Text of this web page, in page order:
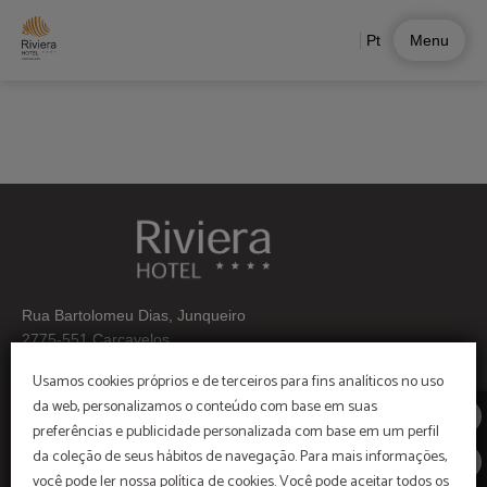
Usamos cookies próprios e de terceiros para fins analíticos no uso
da web, personalizamos o conteúdo com base em suas
preferências e publicidade personalizada com base em um perfil
da coleção de seus hábitos de navegação. Para mais informações,
Pt Menu
Rua Bartolomeu Dias, Junqueiro
2775-551 Carcavelos
Telf:+ 351 214586600
Grupos: +351 214 586 609
(Chamada para a rede fixa nacional)